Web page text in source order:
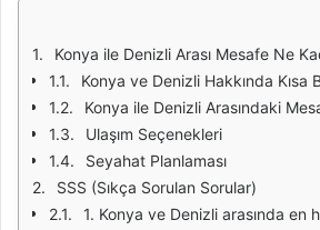
Konya ile Denizli Arası Mesafe Ne
Konya ve Denizli Hakkında Kısa
Konya ile Denizli Arasındaki
Ulaşım Seçenekleri
Seyahat Planlaması
SSS (Sıkça Sorulan Sorular)
1. Konya ve Denizli arasında en hızlı